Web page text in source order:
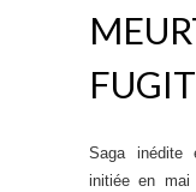
Saga inédite
initiée en mai